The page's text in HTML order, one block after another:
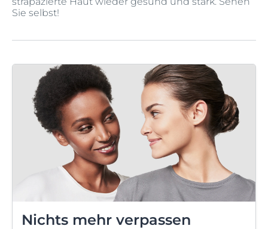
Sie selbst!
Nichts mehr verpassen